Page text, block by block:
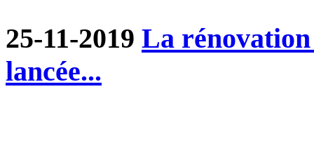
25-11-2019 La
lancée...